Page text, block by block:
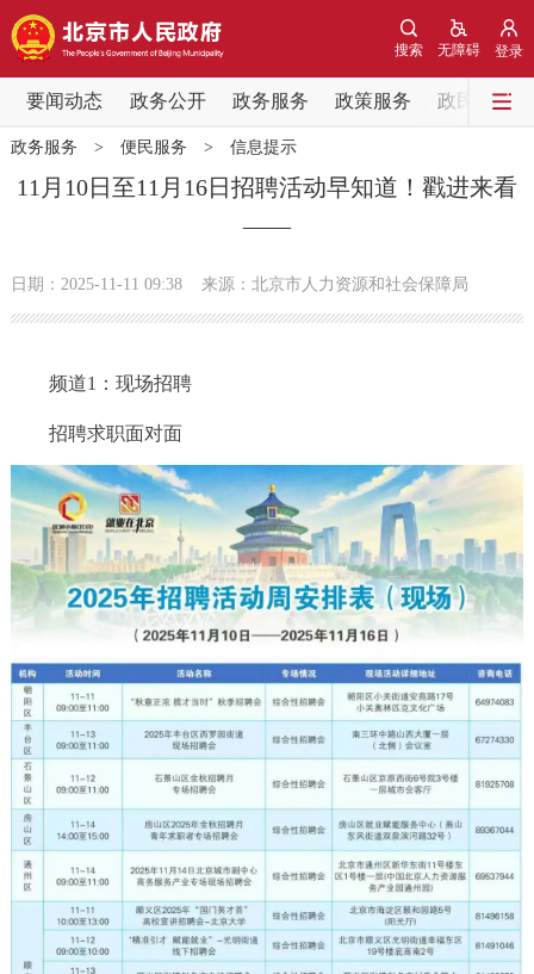
登录
无障碍
搜索
要闻动态 政务公开 政务服务 政策服务 政民互动
要闻动态
党中央精神 国务院信息
会议信息
市领导
政策兑现 政策解读 回应关切
决策公开 专题公开
政务服务
个人服务 法人服务 部门服务
便民服务 利企服务 投资项目
中介服务 阳光政务
政民互动
12345网上接诉即办 我要咨询 我要建议
政务服务 > 便民服务 > 信息提示
11月10日至11月16日招聘活动早知道！戳进来看
——
日期：2025-11-11 09:38 来源：北京市人力资源和社会保障局
频道1：现场招聘
招聘求职面对面